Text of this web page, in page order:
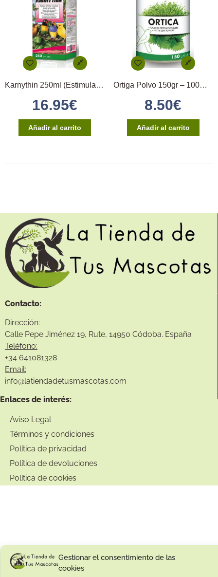
Gestionar el consentimiento de las
cookies
Karnythin 250ml (Estimula la Fecundidad)
16.95€
Añadir al carrito
Ortiga Polvo 150gr – 100% Puro Pineta
8.50€
Añadir al carrito
Contacto:
Dirección:
Calle Pepe Jiménez 19, Rute, 14950 Códoba. España
Teléfono:
+34 641081328
Email:
info@latiendadetusmascotas.com
Enlaces de interés:
Aviso Legal
Términos y condiciones
Política de privacidad
Política de devoluciones
Política de cookies